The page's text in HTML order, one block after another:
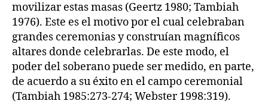
movilizar estas masas (Geertz 1980; Tambiah
1976). Este es el motivo por el cual celebraban
grandes ceremonias y construían magníficos
altares donde celebrarlas. De este modo, el
poder del soberano puede ser medido, en parte,
de acuerdo a su éxito en el campo ceremonial
(Tambiah 1985:273-274; Webster 1998:319).